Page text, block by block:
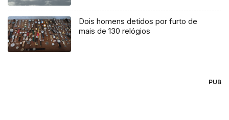
Dois homens detidos por furto de
mais de 130 relógios
PUB